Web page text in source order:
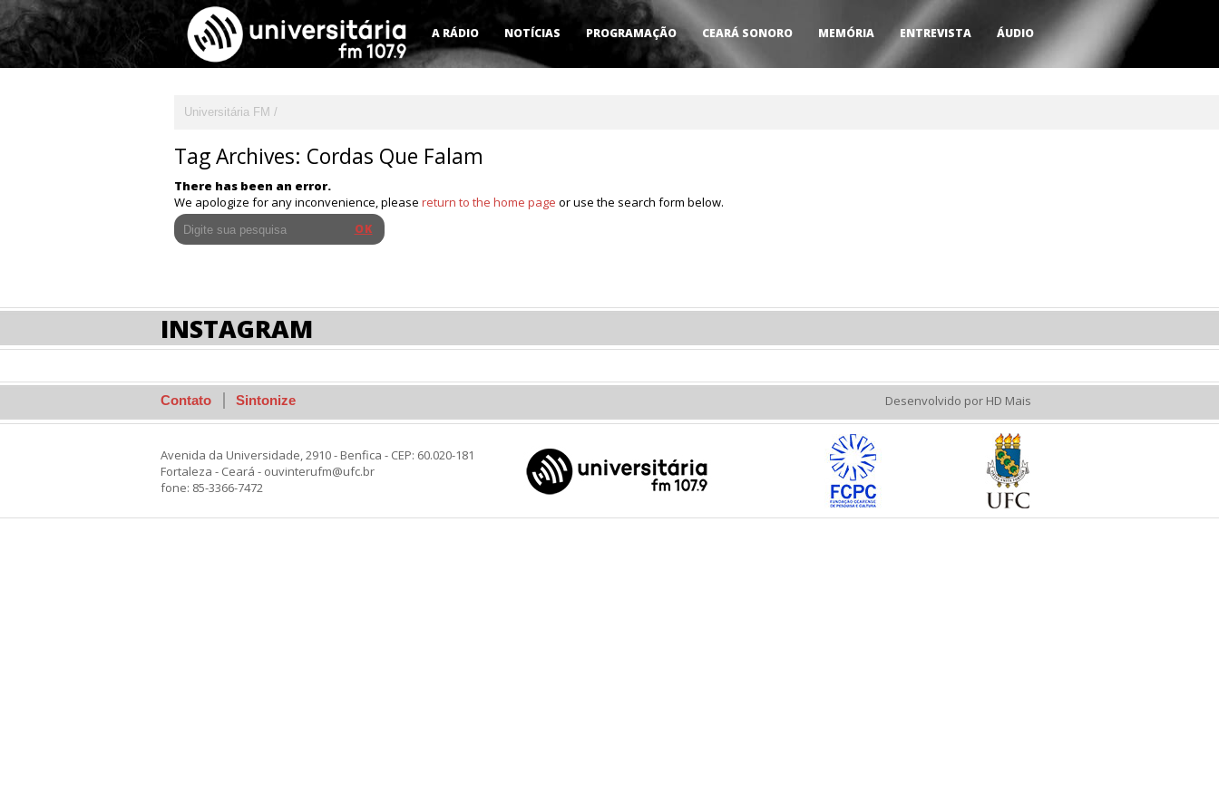
A RÁDIO NOTÍCIAS PROGRAMAÇÃO CEARÁ SONORO MEMÓRIA ENTREVISTA ÁUDIO
Universitária FM
Tag Archives: Cordas Que Falam
There has been an error.
We apologize for any inconvenience, please return to the home page or use the search form below.
INSTAGRAM
Contato Sintonize Desenvolvido por HD Mais
Avenida da Universidade, 2910 - Benfica - CEP: 60.020-181
Fortaleza - Ceará - ouvinterufm@ufc.br
fone: 85-3366-7472